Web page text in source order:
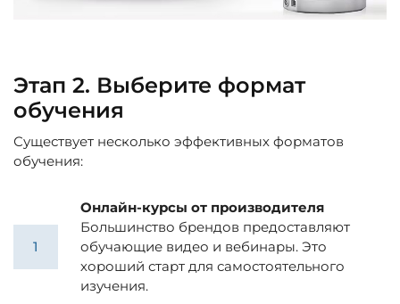
Этап 2. Выберите формат
обучения
Существует несколько эффективных форматов
обучения:
Онлайн-курсы от производителя
Большинство брендов предоставляют
обучающие видео и вебинары. Это
хороший старт для самостоятельного
изучения.